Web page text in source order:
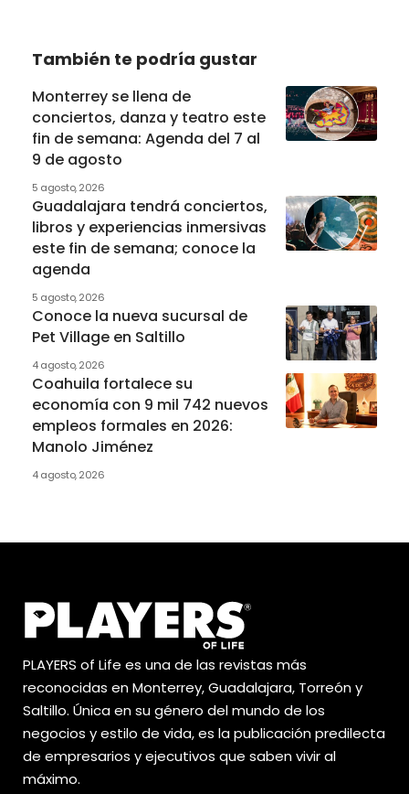
También te podría gustar
Monterrey se llena de
conciertos, danza y teatro este
fin de semana: Agenda del 7 al
9 de agosto
5 agosto, 2026
Guadalajara tendrá conciertos,
libros y experiencias inmersivas
este fin de semana; conoce la
agenda
5 agosto, 2026
Conoce la nueva sucursal de
Pet Village en Saltillo
4 agosto, 2026
Coahuila fortalece su
economía con 9 mil 742 nuevos
empleos formales en 2026:
Manolo Jiménez
4 agosto, 2026
PLAYERS of Life es una de las revistas más
reconocidas en Monterrey, Guadalajara, Torreón y
Saltillo. Única en su género del mundo de los
negocios y estilo de vida, es la publicación predilecta
de empresarios y ejecutivos que saben vivir al
máximo.